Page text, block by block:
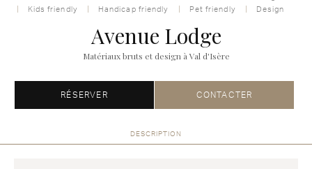
Kids friendly
Handicap friendly Pet friendly Design
Avenue Lodge
Matériaux bruts et design à Val d'Isère
RÉSERVER CONTACTER
DESCRIPTION